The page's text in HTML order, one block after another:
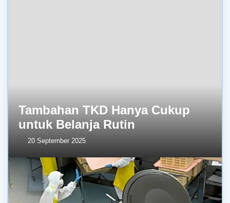
Tambahan TKD Hanya Cukup
untuk Belanja Rutin
20 September 2025